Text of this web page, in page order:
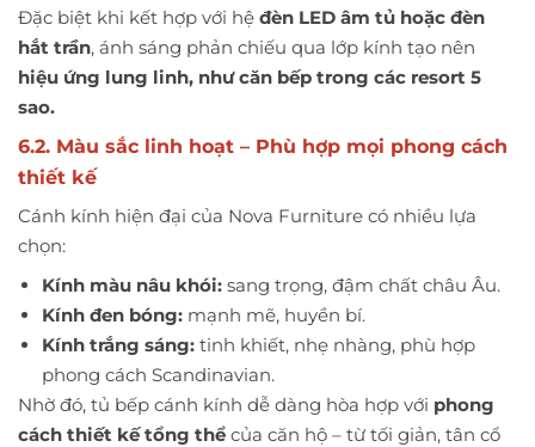
Đặc biệt khi kết hợp với hệ đèn LED âm tủ hoặc đèn
hắt trần, ánh sáng phản chiếu qua lớp kính tạo nên
hiệu ứng lung linh, như căn bếp trong các resort 5
sao.
6.2. Màu sắc linh hoạt – Phù hợp mọi phong cách
thiết kế
Cánh kính hiện đại của Nova Furniture có nhiều lựa
chọn:
Kính màu nâu khói: sang trọng, đậm chất châu Âu.
Kính đen bóng: mạnh mẽ, huyền bí.
Kính trắng sáng: tinh khiết, nhẹ nhàng, phù hợp
phong cách Scandinavian.
Nhờ đó, tủ bếp cánh kính dễ dàng hòa hợp với phong
cách thiết kế tổng thể của căn hộ – từ tối giản, tân cổ